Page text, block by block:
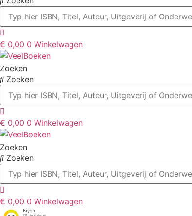
€ 0,00 0 Winkelwagen
Zoeken
Zoeken
€ 0,00 0 Winkelwagen
Zoeken
Zoeken
€ 0,00 0 Winkelwagen